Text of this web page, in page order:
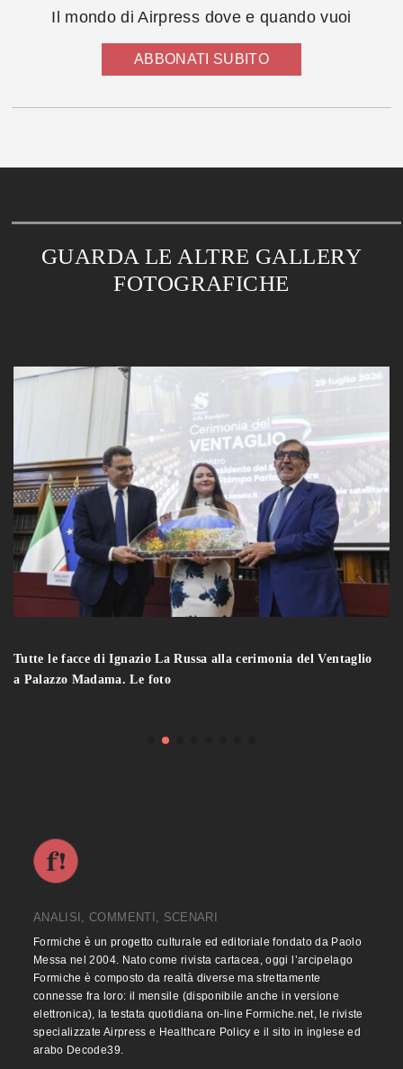
Il mondo di Airpress dove e quando vuoi
ABBONATI SUBITO
GUARDA LE ALTRE GALLERY
FOTOGRAFICHE
Tutte le facce di Ignazio La Russa alla cerimonia del Ventaglio
a Palazzo Madama. Le foto
ANALISI, COMMENTI, SCENARI
Formiche è un progetto culturale ed editoriale fondato da Paolo
Messa nel 2004. Nato come rivista cartacea, oggi l’arcipelago
Formiche è composto da realtà diverse ma strettamente
connesse fra loro: il mensile (disponibile anche in versione
elettronica), la testata quotidiana on-line Formiche.net, le riviste
specializzate Airpress e Healthcare Policy e il sito in inglese ed
arabo Decode39.